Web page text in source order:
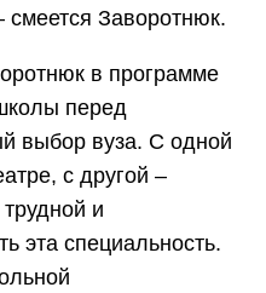
смеется Заворотнюк.
в программе
перед
выбор вуза. С одной
с другой –
и
эта специальность.